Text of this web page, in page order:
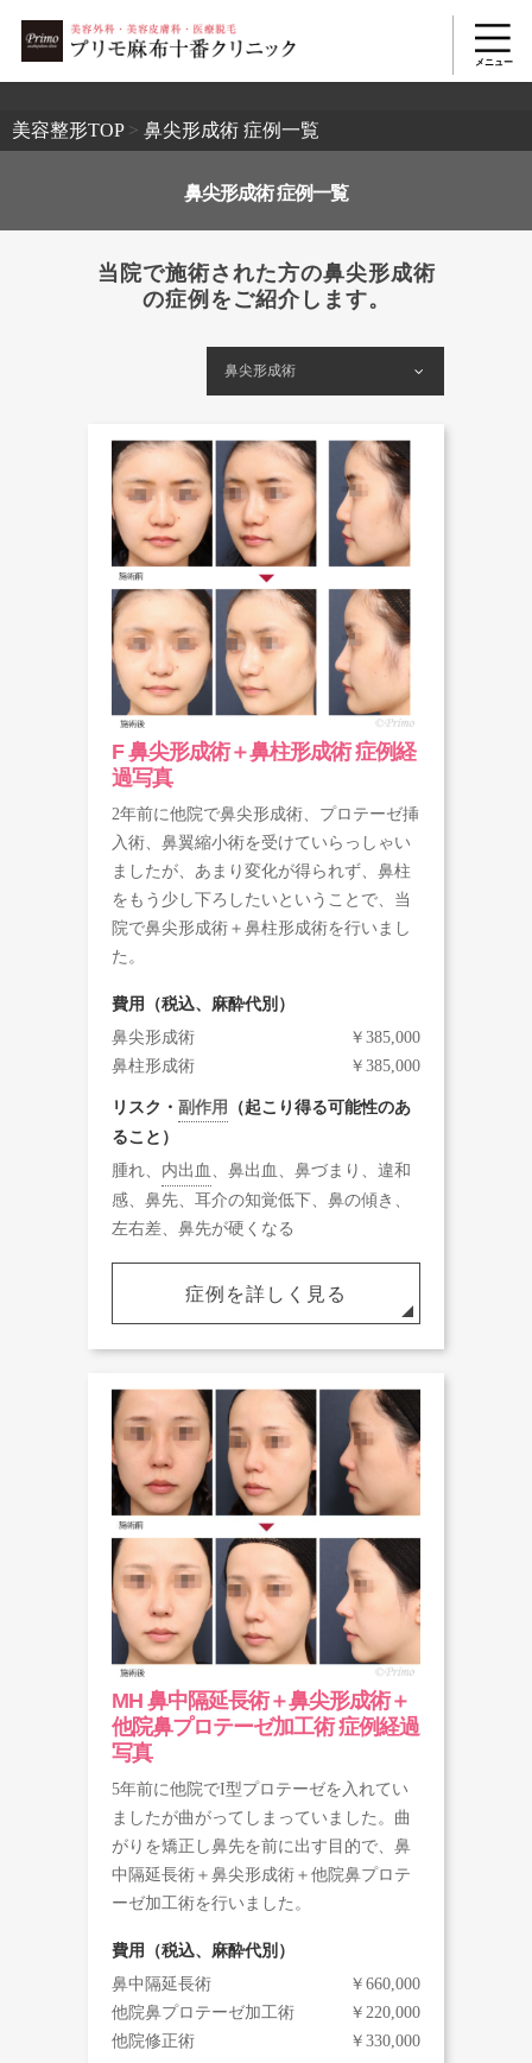
美容整形TOP> 鼻尖形成術 症例一覧
鼻尖形成術 症例一覧
当院で施術された方の鼻尖形成術
の症例をご紹介します。
鼻尖形成術
F 鼻尖形成術＋鼻柱形成術 症例経
過写真
2年前に他院で鼻尖形成術、プロテーゼ挿
入術、鼻翼縮小術を受けていらっしゃい
ましたが、あまり変化が得られず、鼻柱
をもう少し下ろしたいということで、当
院で鼻尖形成術＋鼻柱形成術を行いまし
た。
費用（税込、麻酔代別）
鼻尖形成術
￥385,000
鼻柱形成術
￥385,000
リスク・ 副作用 （起こり得る可能性のあ
ること）
腫れ、 内出血 、鼻出血、鼻づまり、違和
感、鼻先、耳介の知覚低下、鼻の傾き、
左右差、鼻先が硬くなる
症例を詳しく見る
MH 鼻中隔延長術＋鼻尖形成術＋
他院鼻プロテーゼ加工術 症例経過
写真
5年前に他院でI型プロテーゼを入れてい
ましたが曲がってしまっていました。曲
がりを矯正し鼻先を前に出す目的で、鼻
中隔延長術＋鼻尖形成術＋他院鼻プロテ
ーゼ加工術を行いました。
費用（税込、麻酔代別）
鼻中隔延長術
￥660,000
他院鼻プロテーゼ加工術
￥220,000
他院修正術
￥330,000